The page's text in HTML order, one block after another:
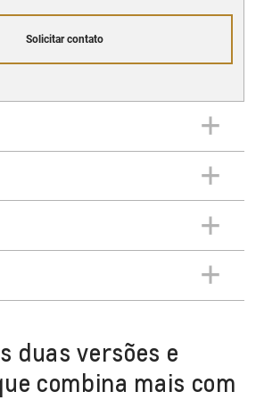
Solicitar contato
Conforto
você espera de um
superior.
superior para você e
a sua família.
futuro.
Performance
desempenho para
duas versões e
combina mais com